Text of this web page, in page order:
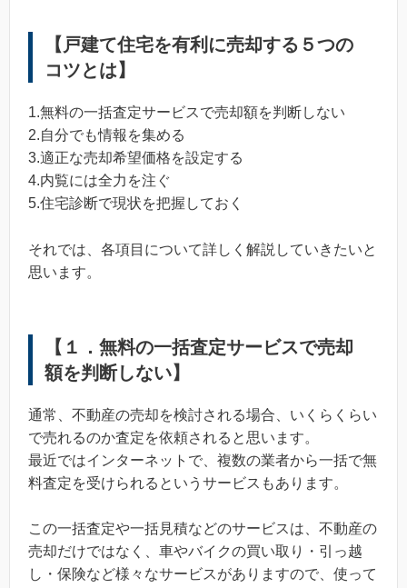
【戸建て住宅を有利に売却する５つの
コツとは】
1.無料の一括査定サービスで売却額を判断しない
2.自分でも情報を集める
3.適正な売却希望価格を設定する
4.内覧には全力を注ぐ
5.住宅診断で現状を把握しておく
それでは、各項目について詳しく解説していきたいと
思います。
【１．無料の一括査定サービスで売却
額を判断しない】
通常、不動産の売却を検討される場合、いくらくらい
で売れるのか査定を依頼されると思います。
最近ではインターネットで、複数の業者から一括で無
料査定を受けられるというサービスもあります。
この一括査定や一括見積などのサービスは、不動産の
売却だけではなく、車やバイクの買い取り・引っ越
し・保険など様々なサービスがありますので、使って